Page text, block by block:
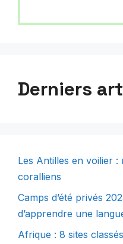
Derniers
Les Antilles en voilier
coralliens
Camps d’été privés
d’apprendre une
Afrique : 8 sites